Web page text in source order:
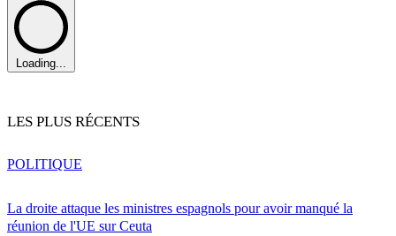
Loading...
LES PLUS RÉCENTS
La droite attaque les ministres espagnols pour avoir manqué la
réunion de l'UE sur Ceuta
POLITIQUE